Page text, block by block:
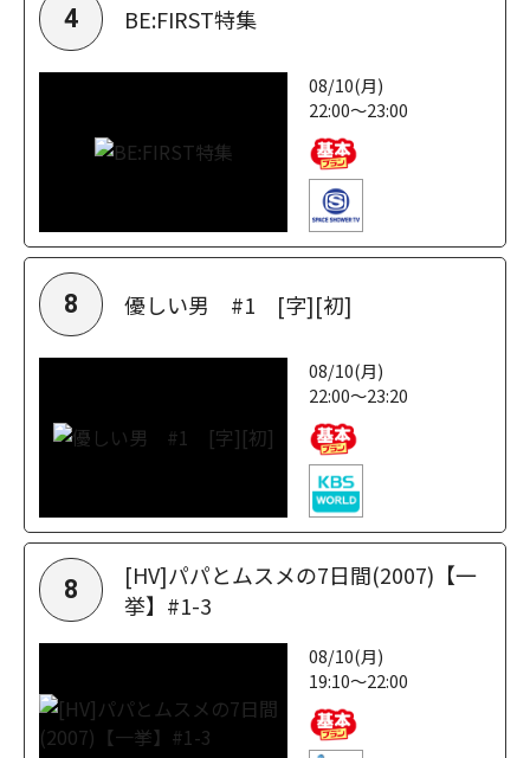
4 BE:FIRST特集
08/10(月)
22:00～23:00
8 優しい男 #1 [字][初]
08/10(月)
22:00～23:20
8
[HV]パパとムスメの7日間(2007)【一
挙】#1-3
08/10(月)
19:10～22:00